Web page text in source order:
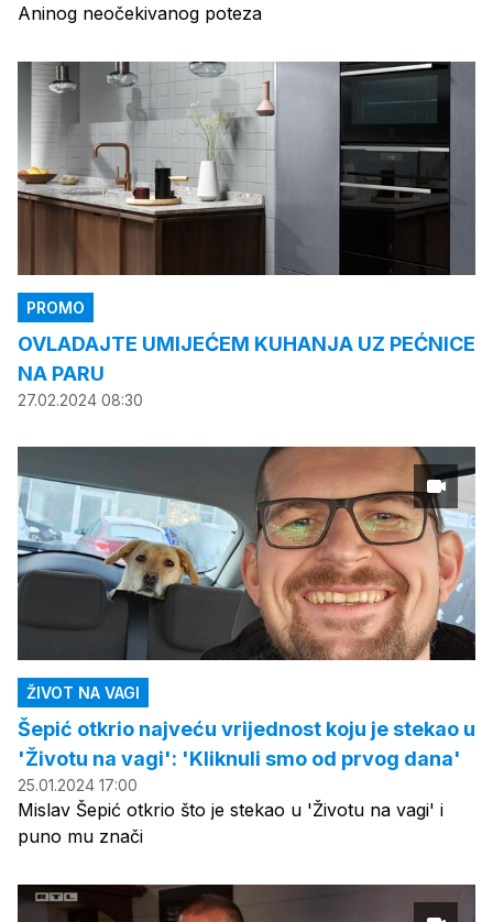
Aninog neočekivanog poteza
PROMO
OVLADAJTE UMIJEĆEM KUHANJA UZ PEĆNICE
NA PARU
27.02.2024 08:30
ŽIVOT NA VAGI
Šepić otkrio najveću vrijednost koju je stekao u
'Životu na vagi': 'Kliknuli smo od prvog dana'
25.01.2024 17:00
Mislav Šepić otkrio što je stekao u 'Životu na vagi' i
puno mu znači